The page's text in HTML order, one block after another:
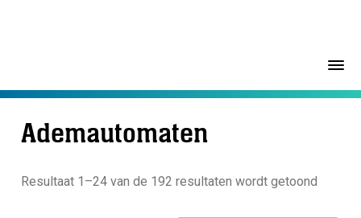
Ademautomaten
Resultaat 1–24 van de 192 resultaten wordt getoond